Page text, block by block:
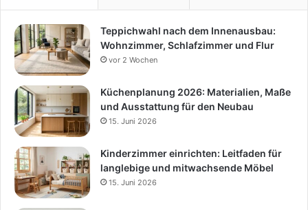
Teppichwahl nach dem Innenausbau:
Wohnzimmer, Schlafzimmer und Flur
vor 2 Wochen
Küchenplanung 2026: Materialien, Maße
und Ausstattung für den Neubau
15. Juni 2026
Kinderzimmer einrichten: Leitfaden für
langlebige und mitwachsende Möbel
15. Juni 2026